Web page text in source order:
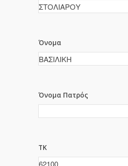
Όνομα
Όνομα Πατρός
ΤΚ